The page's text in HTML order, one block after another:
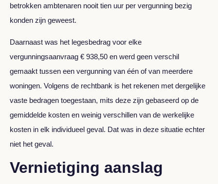
betrokken ambtenaren nooit tien uur per vergunning bezig
konden zijn geweest.
Daarnaast was het legesbedrag voor elke
vergunningsaanvraag € 938,50 en werd geen verschil
gemaakt tussen een vergunning van één of van meerdere
woningen. Volgens de rechtbank is het rekenen met dergelijke
vaste bedragen toegestaan, mits deze zijn gebaseerd op de
gemiddelde kosten en weinig verschillen van de werkelijke
kosten in elk individueel geval. Dat was in deze situatie echter
niet het geval.
Vernietiging aanslag